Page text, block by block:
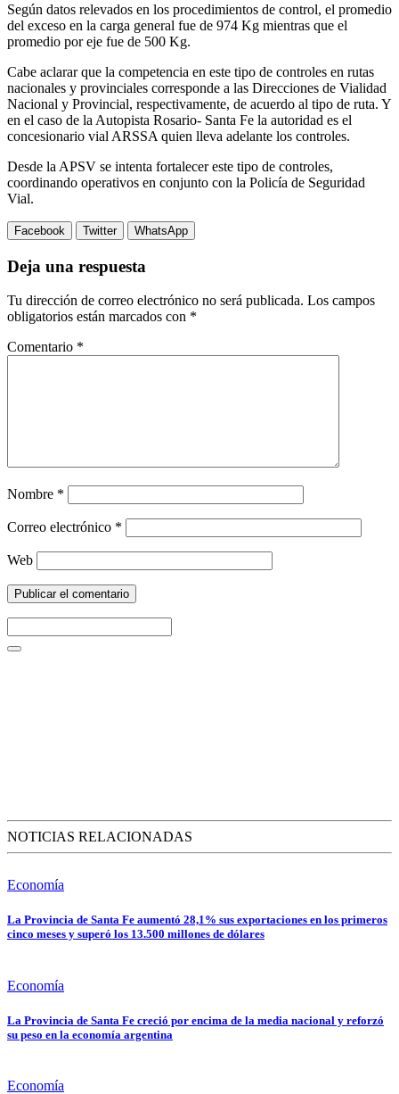
Según datos relevados en los procedimientos de control, el promedio
del exceso en la carga general fue de 974 Kg mientras que el
promedio por eje fue de 500 Kg.
Cabe aclarar que la competencia en este tipo de controles en rutas
nacionales y provinciales corresponde a las Direcciones de Vialidad
Nacional y Provincial, respectivamente, de acuerdo al tipo de ruta. Y
en el caso de la Autopista Rosario- Santa Fe la autoridad es el
concesionario vial ARSSA quien lleva adelante los controles.
Desde la APSV se intenta fortalecer este tipo de controles,
coordinando operativos en conjunto con la Policía de Seguridad
Vial.
Facebook Twitter WhatsApp
Deja una respuesta
Tu dirección de correo electrónico no será publicada. Los campos
obligatorios están marcados con *
Comentario *
Nombre *
Correo electrónico *
Web
NOTICIAS RELACIONADAS
Economía
La Provincia de Santa Fe aumentó 28,1% sus exportaciones en los primeros
cinco meses y superó los 13.500 millones de dólares
Economía
La Provincia de Santa Fe creció por encima de la media nacional y reforzó
su peso en la economía argentina
Economía